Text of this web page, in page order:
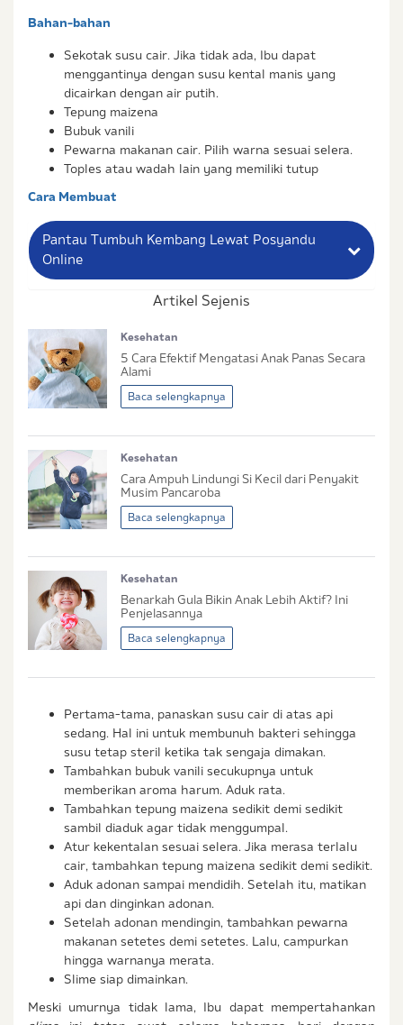
Bahan-bahan
Sekotak susu cair. Jika tidak ada, Ibu dapat
menggantinya dengan susu kental manis yang
dicairkan dengan air putih.
Tepung maizena
Bubuk vanili
Pewarna makanan cair. Pilih warna sesuai selera.
Toples atau wadah lain yang memiliki tutup
Cara Membuat
Pantau Tumbuh Kembang Lewat Posyandu
Online
Nama Lengkap Ibu
No. Handphone (Whatsapp)
Buat Password
Tidak Hamil dan Memiliki Anak
Sedang Hamil
Sedang Hamil dan Memiliki Anak
kebijakan privasiIbu & Balita
Saya setuju dan bersedia menerima informasi dari
Ibu & Balita, Frisian Flag Indonesia, dan partner Ibu
& Balita.
Artikel Sejenis
Kesehatan
5 Cara Efektif Mengatasi Anak Panas Secara
Alami
Baca selengkapnya
Kesehatan
Cara Ampuh Lindungi Si Kecil dari Penyakit
Musim Pancaroba
Baca selengkapnya
Kesehatan
Benarkah Gula Bikin Anak Lebih Aktif? Ini
Penjelasannya
Baca selengkapnya
Pertama-tama, panaskan susu cair di atas api
sedang. Hal ini untuk membunuh bakteri sehingga
susu tetap steril ketika tak sengaja dimakan.
Tambahkan bubuk vanili secukupnya untuk
memberikan aroma harum. Aduk rata.
Tambahkan tepung maizena sedikit demi sedikit
sambil diaduk agar tidak menggumpal.
Atur kekentalan sesuai selera. Jika merasa terlalu
cair, tambahkan tepung maizena sedikit demi sedikit.
Aduk adonan sampai mendidih. Setelah itu, matikan
api dan dinginkan adonan.
Setelah adonan mendingin, tambahkan pewarna
makanan setetes demi setetes. Lalu, campurkan
hingga warnanya merata.
Slime siap dimainkan.
Meski umurnya tidak lama, Ibu dapat mempertahankan